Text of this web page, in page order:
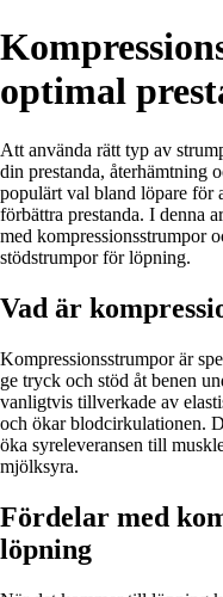
optimal
Att använda rätt typ av
din prestanda, återhämtning
populärt val bland löpare för
förbättra prestanda. I denna
med kompressionsstrumpor
stödstrumpor för löpning.
Vad är
Kompressionsstrumpor är
ge tryck och stöd åt benen
vanligtvis tillverkade av
och ökar blodcirkulationen.
öka syreleveransen till
mjölksyra.
Fördelar med
löpning